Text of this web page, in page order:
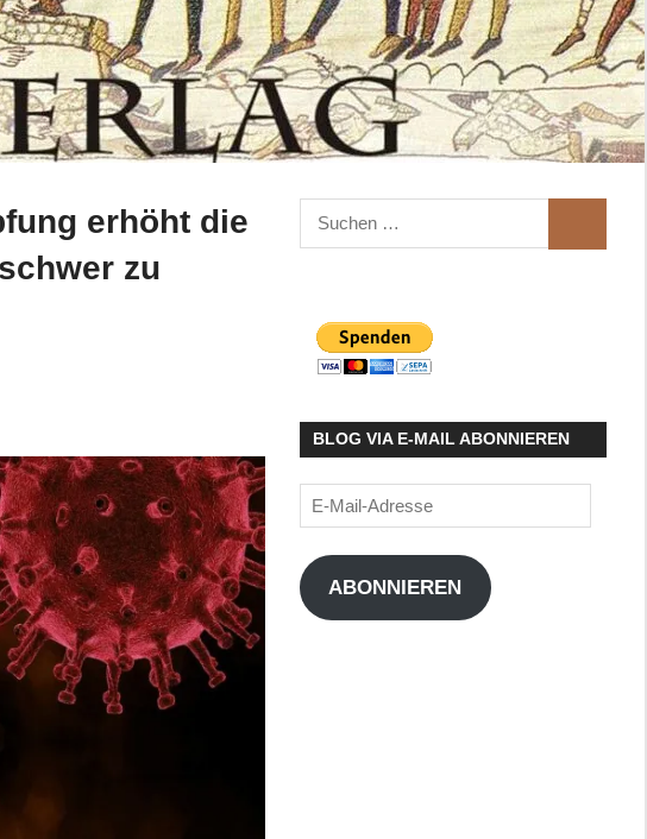
erhöht die
zu
Suchen
nach:
BLOG VIA E-MAIL ABONNIEREN
E-
Mail-
Adresse
ABONNIEREN